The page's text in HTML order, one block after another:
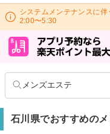
システムメンテナンスに
2:00〜5:30
メンズエステ
石川県でおすすめの